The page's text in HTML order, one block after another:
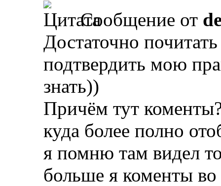
Сообщение от
Достаточно
подтвердить мою
знать))
Причём тут
куда более полно
я помню там видел
больше я коменты во